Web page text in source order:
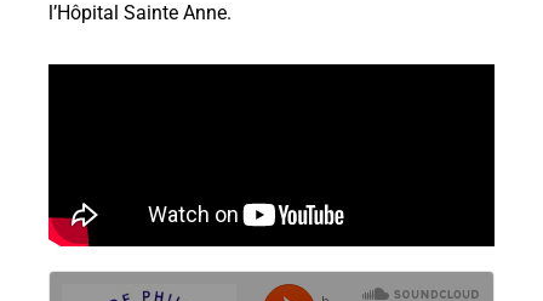
l’Hôpital Sainte Anne.